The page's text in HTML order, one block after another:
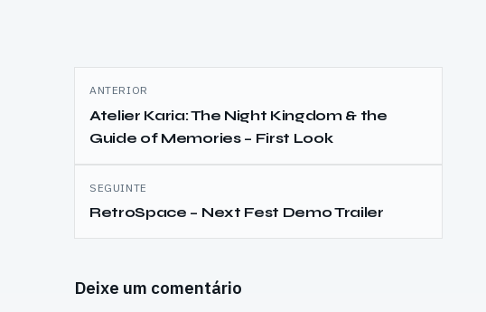
Navegação
de
artigos
ANTERIOR
Atelier Karia: The Night Kingdom & the
Guide of Memories – First Look
SEGUINTE
RetroSpace – Next Fest Demo Trailer
Deixe um comentário